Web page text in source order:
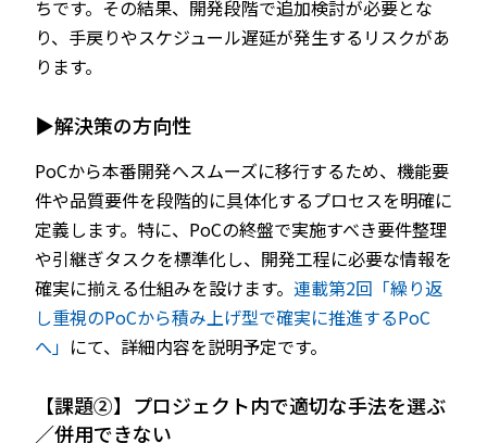
ちです。その結果、開発段階で追加検討が必要とな
り、手戻りやスケジュール遅延が発生するリスクがあ
ります。
▶解決策の方向性
PoCから本番開発へスムーズに移行するため、機能要
件や品質要件を段階的に具体化するプロセスを明確に
定義します。特に、PoCの終盤で実施すべき要件整理
や引継ぎタスクを標準化し、開発工程に必要な情報を
確実に揃える仕組みを設けます。 連載第2回「繰り返
し重視のPoCから積み上げ型で確実に推進するPoC
へ」 にて、詳細内容を説明予定です。
【課題②】プロジェクト内で適切な手法を選ぶ
／併用できない